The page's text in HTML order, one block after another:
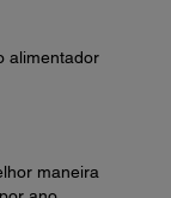
alimentador
maneira